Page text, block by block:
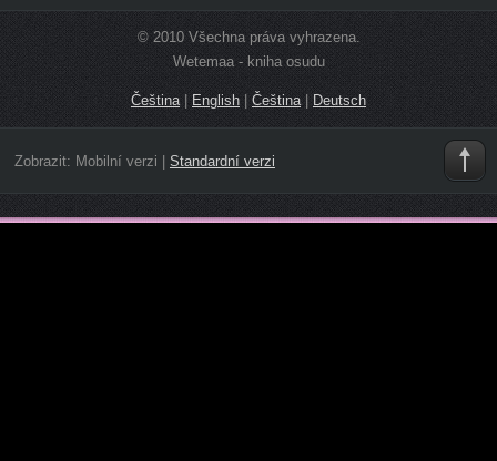
© 2010 Všechna práva vyhrazena.
Wetemaa - kniha osudu
Čeština | English | Čeština | Deutsch
Zobrazit: Mobilní verzi Standardní verzi